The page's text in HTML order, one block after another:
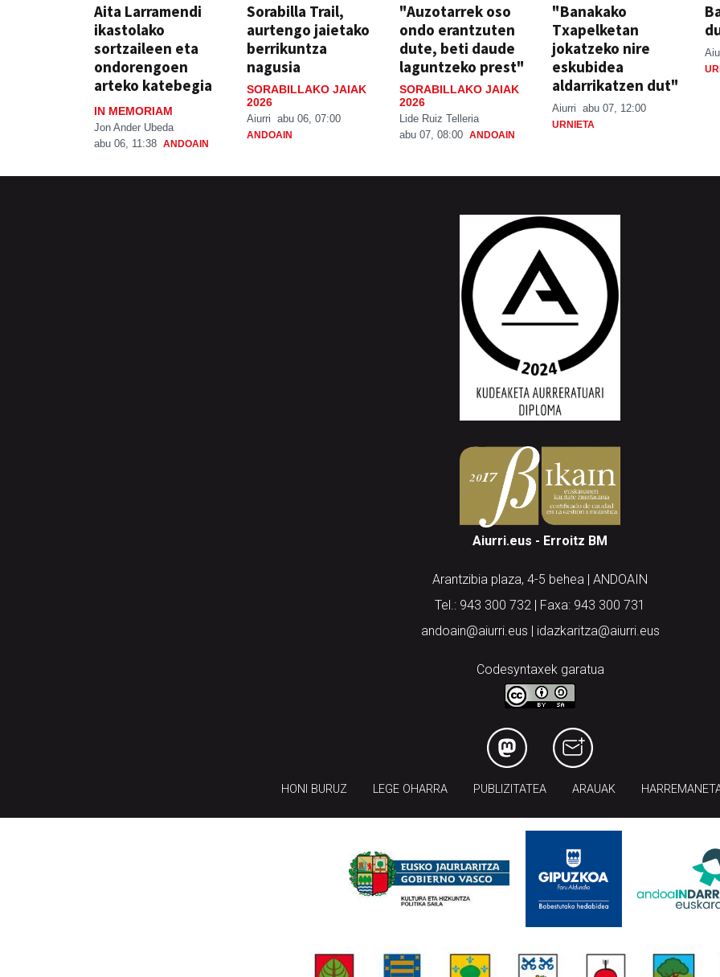
Aita Larramendi
ikastolako
sortzaileen eta
ondorengoen
arteko katebegia
IN MEMORIAM
Jon Ander Ubeda
abu 06, 11:38 ANDOAIN
Sorabilla Trail,
aurtengo jaietako
berrikuntza
nagusia
SORABILLAKO JAIAK
2026
Aiurri abu 06, 07:00
ANDOAIN
"Auzotarrek oso
ondo erantzuten
dute, beti daude
laguntzeko prest"
SORABILLAKO JAIAK
2026
Lide Ruiz Telleria
abu 07, 08:00 ANDOAIN
"Banakako
Txapelketan
jokatzeko nire
eskubidea
aldarrikatzen dut"
Aiurri abu 07, 12:00
URNIETA
Aiurri.eus - Erroitz BM
Arantzibia plaza, 4-5 behea | ANDOAIN
Tel.: 943 300 732 | Faxa: 943 300 731
andoain@aiurri.eus | idazkaritza@aiurri.eus
Codesyntaxek garatua
HONI BURUZ LEGE OHARRA PUBLIZITATEA ARAUAK